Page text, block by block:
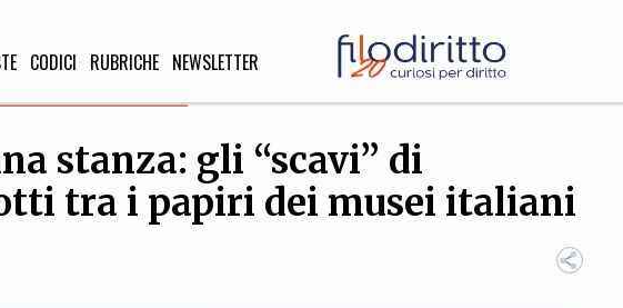
CODICI RUBRICHE NEWSLETTER
SOCIETÀ
Politica, Attualità,
DIRITTO
stanza: gli “scavi” di
tra i papiri dei musei italiani